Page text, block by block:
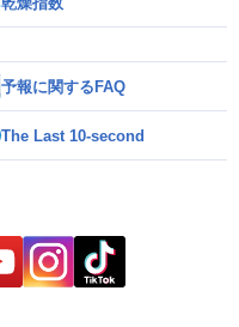
予報に関するFAQ
The Last 10-second